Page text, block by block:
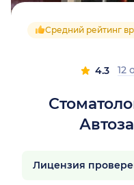
Средний рейтинг
4.3 12
Лицензия